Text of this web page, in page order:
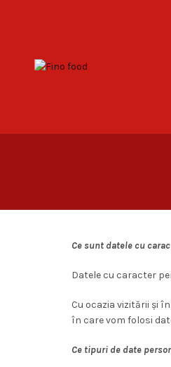
Ce sunt datele cu
Datele cu caracter
Cu ocazia vizitării și
în care vom folosi
Ce tipuri de date